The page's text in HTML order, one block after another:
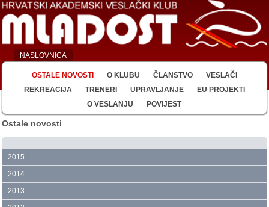
NASLOVNICA
OSTALE NOVOSTI O KLUBU ČLANSTVO
VESLAČI
REKREACIJA
TRENERI UPRAVLJANJE
EU PROJEKTI
O VESLANJU
POVIJEST
Ostale novosti
2015.
2014.
2013.